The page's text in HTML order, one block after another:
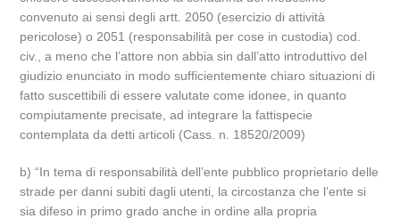
convenuto ai sensi degli artt. 2050 (esercizio di attività
pericolose) o 2051 (responsabilità per cose in custodia) cod.
civ., a meno che l’attore non abbia sin dall’atto introduttivo del
giudizio enunciato in modo sufficientemente chiaro situazioni di
fatto suscettibili di essere valutate come idonee, in quanto
compiutamente precisate, ad integrare la fattispecie
contemplata da detti articoli (Cass. n. 18520/2009)
b) “In tema di responsabilità dell’ente pubblico proprietario delle
strade per danni subiti dagli utenti, la circostanza che l’ente si
sia difeso in primo grado anche in ordine alla propria